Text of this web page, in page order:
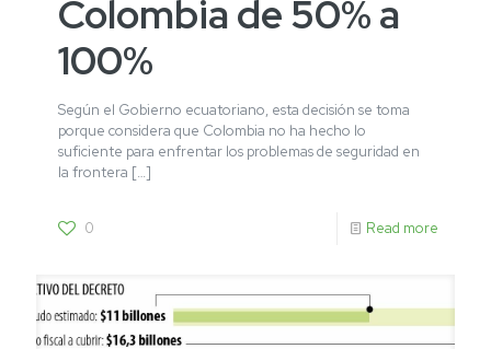
Colombia de 50% a
100%
Según el Gobierno ecuatoriano, esta decisión se toma
porque considera que Colombia no ha hecho lo
suficiente para enfrentar los problemas de seguridad en
la frontera […]
0 Read more